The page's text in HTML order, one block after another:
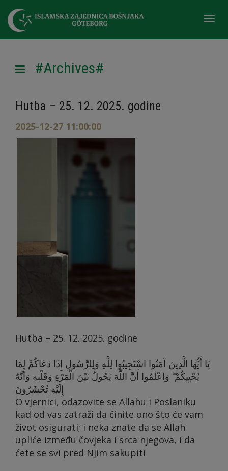
#Archives#
Hutba – 25. 12. 2025. godine
2025-12-27 11:00:00
Hutba – 25. 12. 2025. godine
يَا أَيُّهَا الَّذِينَ آمَنُوا اسْتَجِيبُوا لِلَّهِ وَلِلرَّسُولِ إِذَا دَعَاكُمْ لِمَا
يُحْيِيكُمْ ۖ وَاعْلَمُوا أَنَّ اللَّهَ يَحُولُ بَيْنَ الْمَرْءِ وَقَلْبِهِ وَأَنَّهُ
إِلَيْهِ تُحْشَرُونَ
O vjernici, odazovite se Allahu i Poslaniku
kad od vas zatraži da činite ono što će vam
život osigurati; i neka znate da se Allah
upliće između čovjeka i srca njegova, i da
ćete se svi pred Njim sakupiti